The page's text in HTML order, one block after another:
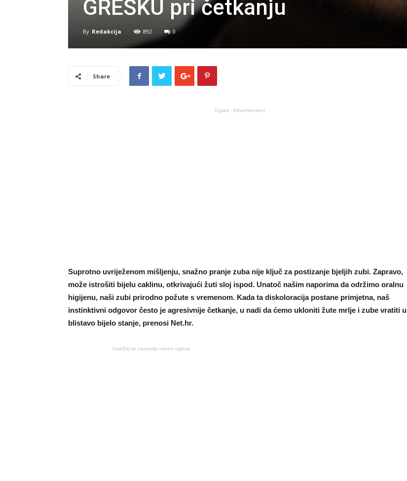
GREŠKU pri četkanju
By Redakcija 892 0
Share
Oglasi - Advertisement
Suprotno uvriježenom mišljenju, snažno pranje zuba nije ključ za postizanje bjeljih zubi. Zapravo,
može istrošiti bijelu caklinu, otkrivajući žuti sloj ispod. Unatoč našim naporima da održimo oralnu
higijenu, naši zubi prirodno požute s vremenom. Kada ta diskoloracija postane primjetna, naš
instinktivni odgovor često je agresivnije četkanje, u nadi da ćemo ukloniti žute mrlje i zube vratiti u
blistavo bijelo stanje, prenosi Net.hr.
Sadržaj se nastavlja nakon oglasa